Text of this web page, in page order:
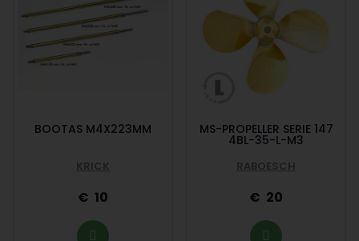
BOOTAS M4X223MM
KRICK
10
MS-PROPELLER SERIE 147
4BL-35-L-M3
RABOESCH
20